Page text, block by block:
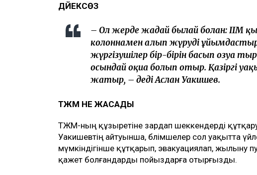
ДӘЙЕКСӨЗ
– Ол жерде жағдай былай болған: ІІМ
колоннамен алып жүруді
жүргізушілер бір-бірін басып озуға
осындай оқиға болып отыр. Қазіргі
жатыр, – деді Аслан Уакишев.
ТЖМ НЕ ЖАСАДЫ
ТЖМ-ның құзыретіне зардап шеккендерді құтқару
Уакишевтің айтуынша, бөлімшелер сол уақытта
мүмкіндігінше құтқарып, эвакуациялап, жылыну
қажет болғандарды пойыздарға отырғызды.